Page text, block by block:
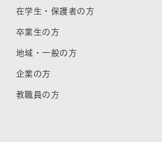
在学生・保護者の方
卒業生の方
地域・一般の方
企業の方
教職員の方